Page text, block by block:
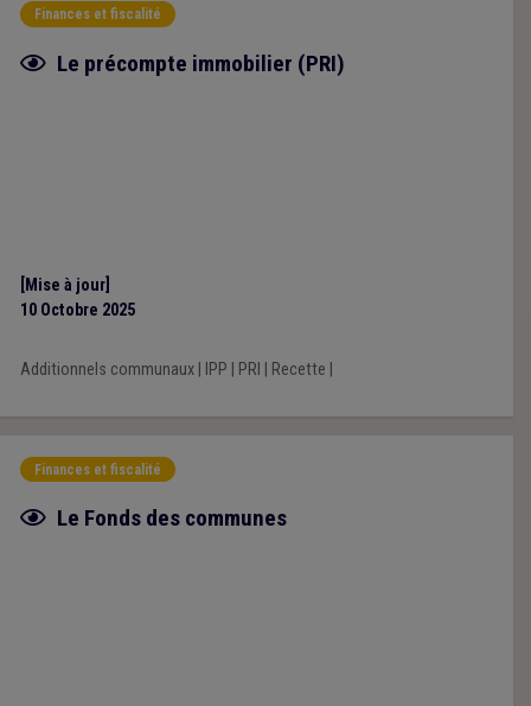
Finances et fiscalité
Fiche focus
Le précompte immobilier (PRI)
[Mise à jour]
10 Octobre 2025
Additionnels communaux| IPP PRI Recette
Finances et fiscalité
Fiche focus
Le Fonds des communes